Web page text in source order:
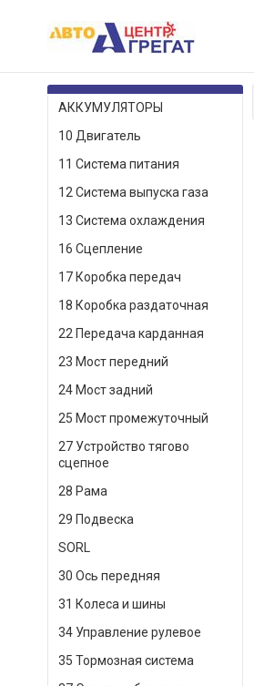
КАТАЛОГ ТОВАРОВ
АККУМУЛЯТОРЫ
10 Двигатель
11 Система питания
12 Система выпуска газа
13 Система охлаждения
16 Сцепление
17 Коробка передач
18 Коробка раздаточная
22 Передача карданная
23 Мост передний
24 Мост задний
25 Мост промежуточный
27 Устройство тягово
сцепное
28 Рама
29 Подвеска
SORL
30 Ось передняя
31 Колеса и шины
34 Управление рулевое
35 Тормозная система